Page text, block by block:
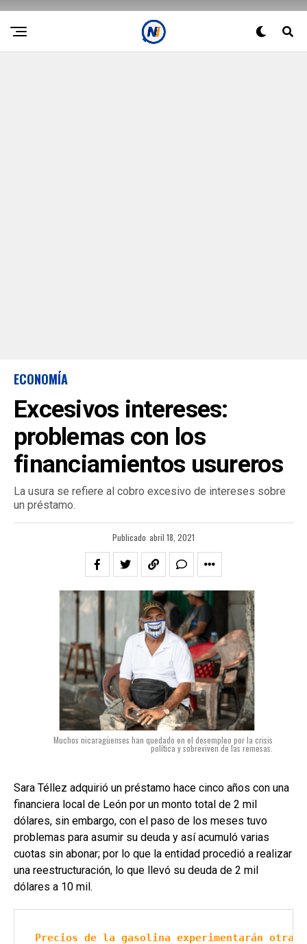
ECONOMÍA
Excesivos intereses:
problemas con los
financiamientos usureros
La usura se refiere al cobro excesivo de intereses sobre
un préstamo.
Publicado abril 18, 2021
Muchos nicaragüenses han quedado en el desempleo por la crisis
política y sobreviven de las remesas.
Sara Téllez adquirió un préstamo hace cinco años con una
financiera local de León por un monto total de 2 mil
dólares, sin embargo, con el paso de los meses tuvo
problemas para asumir su deuda y así acumuló varias
cuotas sin abonar; por lo que la entidad procedió a realizar
una reestructuración, lo que llevó su deuda de 2 mil
dólares a 10 mil.
Precios de la gasolina experimentarán otra